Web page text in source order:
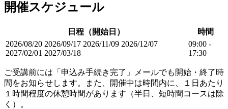
開催スケジュール
日程（開始日）
時間
2026/08/20 2026/09/17 2026/11/09 2026/12/07
2027/02/01 2027/03/18
09:00 -
17:30
ご受講前には「申込み手続き完了」メールでも開始・終了時
間をお知らせします。また、開催中は時間内に、１日あたり
１時間程度の休憩時間があります（半日、短時間コースは除
く）。